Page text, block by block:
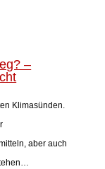
–
Klimasünden.
aber auch